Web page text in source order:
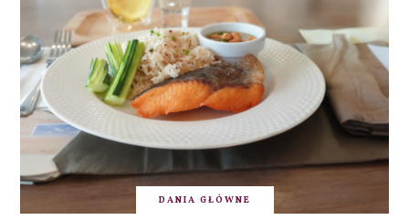
DANIA GŁÓWNE